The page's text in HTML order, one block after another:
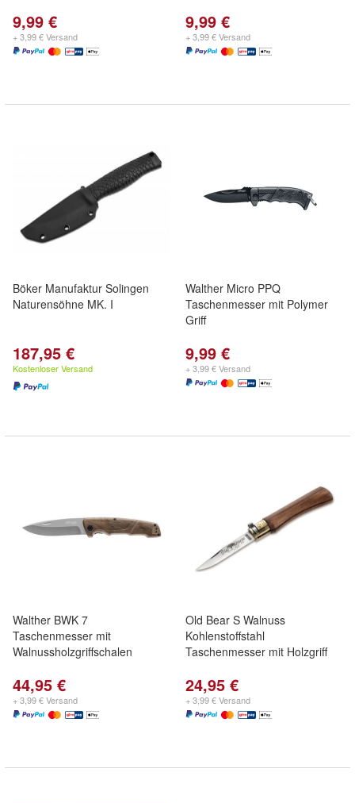
9,99 €
+ 3,99 € Versand
9,99 €
+ 3,99 € Versand
Böker Manufaktur Solingen
Naturensöhne MK. I
187,95 €
Kostenloser Versand
Walther Micro PPQ
Taschenmesser mit Polymer
Griff
9,99 €
+ 3,99 € Versand
Walther BWK 7
Taschenmesser mit
Walnussholzgriffschalen
44,95 €
+ 3,99 € Versand
Old Bear S Walnuss
Kohlenstoffstahl
Taschenmesser mit Holzgriff
24,95 €
+ 3,99 € Versand